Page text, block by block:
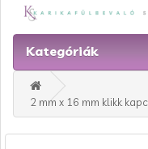
Kategóriák
2 mm x 16 mm klikk